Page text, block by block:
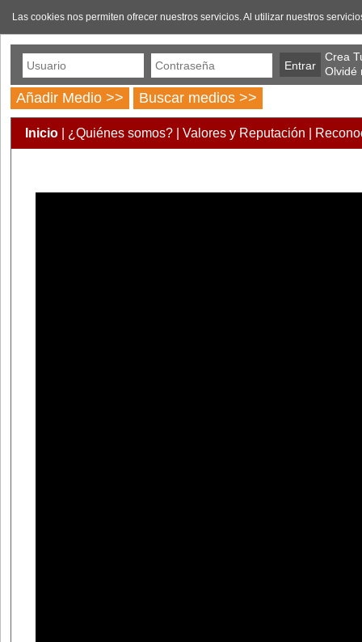
Las cookies nos permiten ofrecer nuestros servicios. Al utilizar nuestros
Crea
Olvidé
Añadir Medio >> Buscar medios >>
Inicio ¿Quiénes somos? Valores y Reputación